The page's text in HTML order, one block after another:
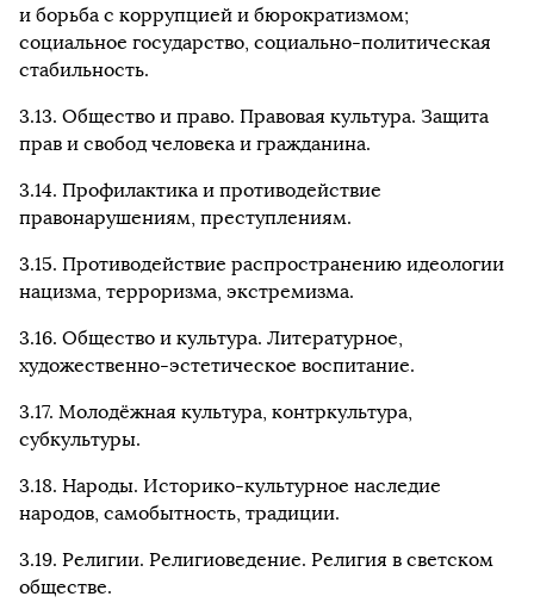
и борьба с коррупцией и бюрократизмом;
социальное государство, социально-политическая
стабильность.
3.13. Общество и право. Правовая культура. Защита
прав и свобод человека и гражданина.
3.14. Профилактика и противодействие
правонарушениям, преступлениям.
3.15. Противодействие распространению идеологии
нацизма, терроризма, экстремизма.
3.16. Общество и культура. Литературное,
художественно-эстетическое воспитание.
3.17. Молодёжная культура, контркультура,
субкультуры.
3.18. Народы. Историко-культурное наследие
народов, самобытность, традиции.
3.19. Религии. Религиоведение. Религия в светском
обществе.